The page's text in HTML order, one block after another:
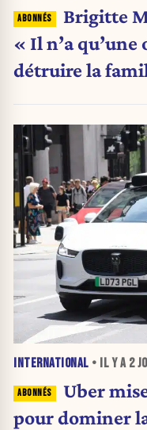
Brigitte
« Il n’a
détruire la
INTERNATIONAL • IL Y A 2
Uber
pour dominer